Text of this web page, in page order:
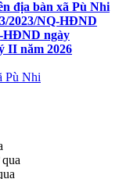
địa bàn xã Pù Nhi
2023/NQ-HĐND
HĐND ngày
II năm 2026
Pù Nhi